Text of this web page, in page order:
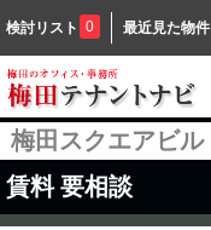
検討リスト 0 最近見た物件
梅田スクエアビル
賃料 要相談